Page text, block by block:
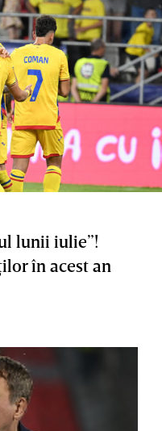
lunii iulie”!
în acest an